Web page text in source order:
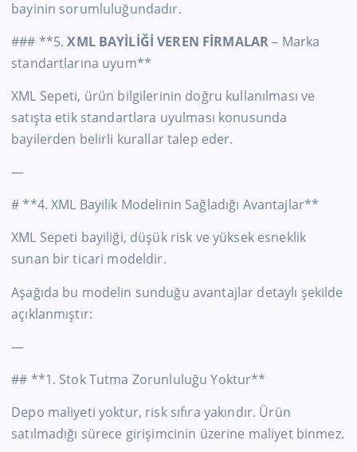
bayinin sorumluluğundadır.
### **5.XML BAYİLİĞİ VEREN FİRMALAR– Marka
standartlarına uyum**
XML Sepeti, ürün bilgilerinin doğru kullanılması ve
satışta etik standartlara uyulması konusunda
bayilerden belirli kurallar talep eder.
—
# **4. XML Bayilik Modelinin Sağladığı Avantajlar**
XML Sepeti bayiliği, düşük risk ve yüksek esneklik
sunan bir ticari modeldir.
Aşağıda bu modelin sunduğu avantajlar detaylı şekilde
açıklanmıştır:
—
## **1. Stok Tutma Zorunluluğu Yoktur**
Depo maliyeti yoktur, risk sıfıra yakındır. Ürün
satılmadığı sürece girişimcinin üzerine maliyet binmez.